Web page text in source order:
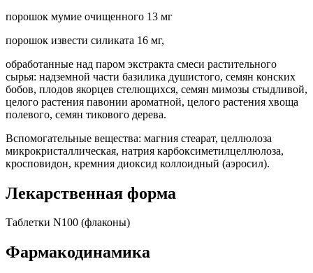
порошок мумие очищенного 13 мг
порошок извести силиката 16 мг,
обработанные над паром экстракта смеси растительного
сырья: надземной части базилика душистого, семян конских
бобов, плодов якорцев стелющихся, семян мимозы стыдливой,
целого растения павонии ароматной, целого растения хвоща
полевого, семян тикового дерева.
Вспомогательные вещества: магния стеарат, целлюлоза
микрокристаллическая, натрия карбоксиметилцеллюлоза,
кросповидон, кремния диоксид коллоидный (аэросил).
Лекарственная форма
Таблетки N100 (флаконы)
Фармакодинамика